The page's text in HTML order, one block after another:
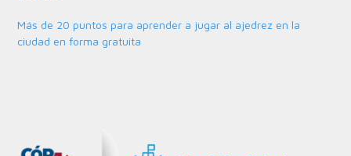
Más de 20 puntos para aprender a jugar al ajedrez en la
ciudad en forma gratuita